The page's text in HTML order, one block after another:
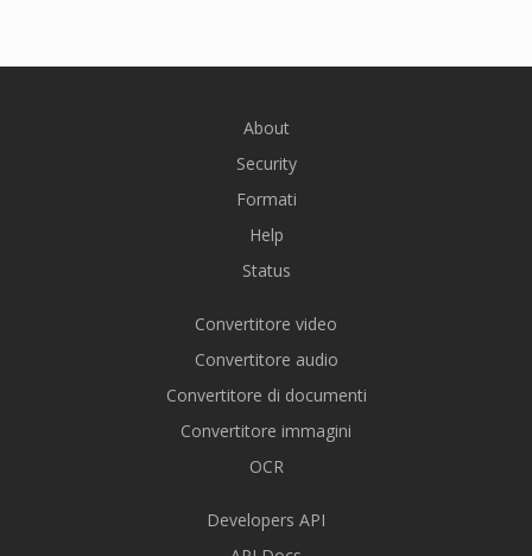
About
Security
Formati
Help
Status
Convertitore video
Convertitore audio
Convertitore di documenti
Convertitore immagini
OCR
Developers API